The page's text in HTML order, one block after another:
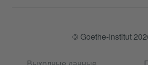
© Goethe-Institut